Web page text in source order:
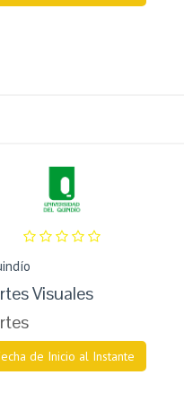
Visuales
de Inicio al Instante